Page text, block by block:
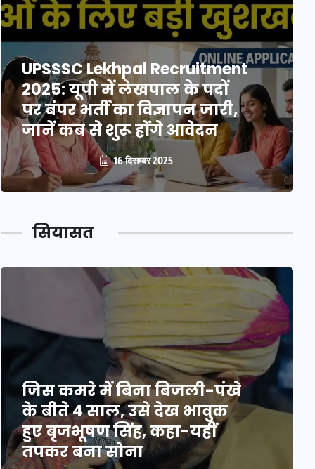
UPSSSC Lekhpal Recruitment
2025: यूपी में लेखपाल के पदों
पर बंपर भर्ती का विज्ञापन जारी,
जानें कब से शुरू होंगे आवेदन
16 दिसम्बर 2025
सियासत
जिस कमरे में बिना बिजली-पंखे
के बीते 4 साल, उसे देख भावुक
हुए बृजभूषण सिंह, कहा-यहीं
तपकर बना सोना